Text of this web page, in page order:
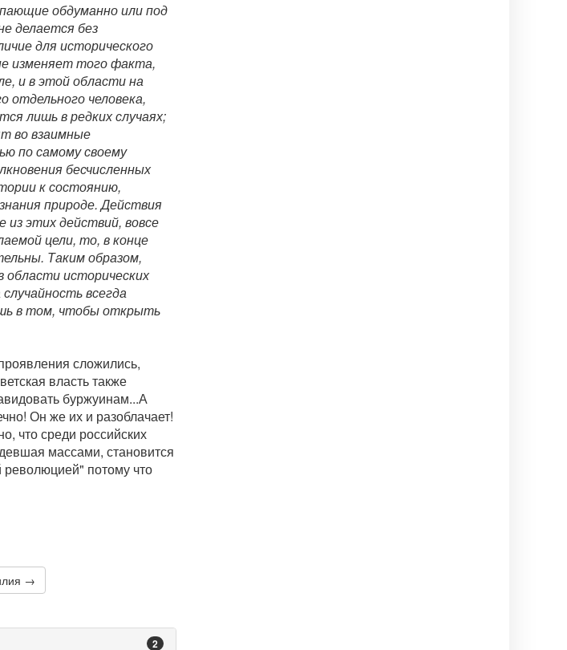
обдуманно или под
делается без
для исторического
изменяет того факта,
и в этой области на
отдельного человека,
лишь в редких случаях;
во взаимные
по самому своему
бесчисленных
к состоянию,
природе. Действия
этих действий, вовсе
цели, то, в конце
Таким образом,
исторических
всегда
в том, чтобы открыть
сложились,
власть также
буржуинам...А
Он же их и разоблачает!
что среди российских
массами, становится
потому что
→
2